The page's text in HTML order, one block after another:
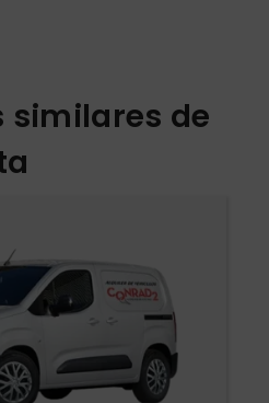
similares de